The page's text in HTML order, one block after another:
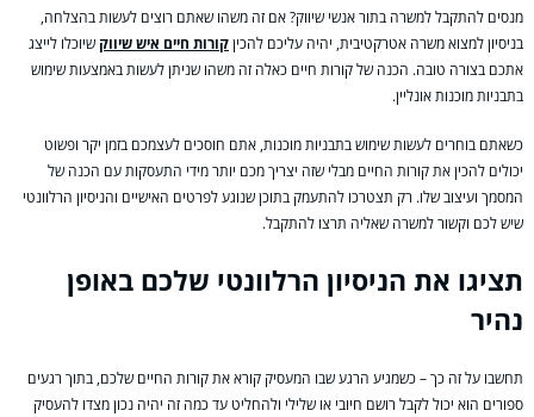
מנסים להתקבל למשרה בתור אנשי שיווק? אם זה משהו שאתם רוצים לעשות בהצלחה,
בניסיון למצוא משרה אטרקטיבית, יהיה עליכם להכיןקורות חיים איש שיווק שיוכלו לייצג
אתכם בצורה טובה. הכנה של קורות חיים כאלה זה משהו שניתן לעשות באמצעות שימוש
בתבניות מוכנות אונליין.
כשאתם בוחרים לעשות שימוש בתבניות מוכנות, אתם חוסכים לעצמכם בזמן יקר ופשוט
יכולים להכין את קורות החיים מבלי שזה יצריך מכם יותר מידי התעסקות עם הכנה של
המסמך ועיצוב שלו. רק תצטרכו להתעמק בתוכן שנוגע לפרטים האישיים והניסיון הרלוונטי
שיש לכם וקשור למשרה שאליה תרצו להתקבל.
תציגו את הניסיון הרלוונטי שלכם באופן
נהיר
תחשבו על זה כך – כשמגיע הרגע שבו המעסיק קורא את קורות החיים שלכם, בתוך רגעים
ספורים הוא יכול לקבל רושם חיובי או שלילי ולהחליט עד כמה זה יהיה נכון מצדו להעסיק